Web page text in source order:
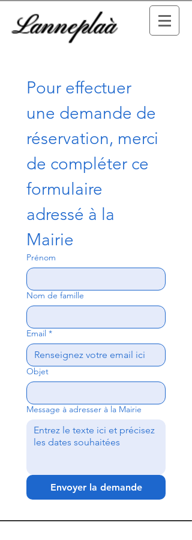
Lanneplaà
Pour effectuer
une demande de
réservation, merci
de compléter ce
formulaire
adressé à la
Mairie
Prénom
Nom de famille
Email *
Objet
Message à adresser à la Mairie
Envoyer la demande